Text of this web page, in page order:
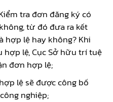
tra đơn đăng ký có
từ đó đưa ra kết
hợp lệ hay không? Khi
lệ, Cục Sở hữu trí tuệ
đơn hợp lệ;
lệ sẽ được công bố
nghiệp;